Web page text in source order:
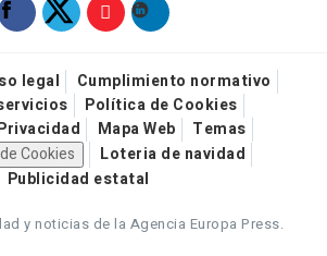
legal
Cumplimiento normativo
Política de Cookies
Mapa Web
Temas
Cookies
Loteria de navidad
Publicidad estatal
y noticias de la Agencia Europa Press.